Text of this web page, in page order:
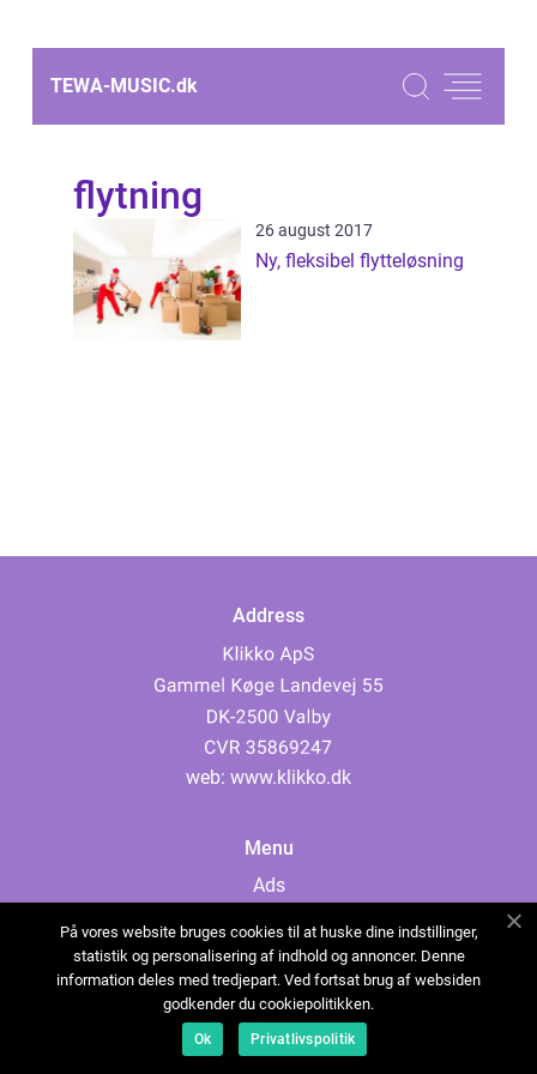
TEWA-MUSIC.dk
flytning
26 august 2017
Ny, fleksibel flytteløsning
Address
web: www.klikko.dk
Menu
Ads
Cookies
Contact
Sitemap
På vores website bruges cookies til at huske dine indstillinger,
statistik og personalisering af indhold og annoncer. Denne
information deles med tredjepart. Ved fortsat brug af websiden
godkender du cookiepolitikken.
Ok Privatlivspolitik